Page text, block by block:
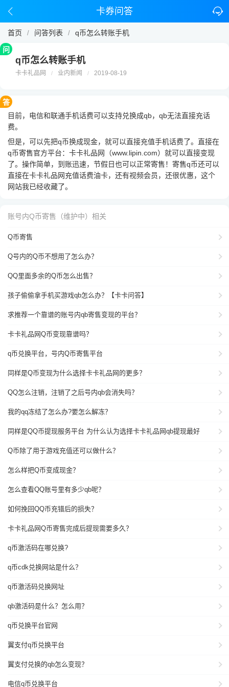
卡券问答
首页 / 问答列表 / q币怎么转账手机
问
q币怎么转账手机
卡卡礼品网 / 业内新闻 / 2019-08-19
答
目前，电信和联通手机话费可以支持兑换成qb，qb无法直接充话
费。
但是，可以先把q币换成现金，就可以直接充值手机话费了。直接在
q币寄售官方平台： 卡卡礼品网（www.lipin.com） 就可以直接变现
了。操作简单，到账迅速，节假日也可以正常寄售！寄售q币还可以
直接在卡卡礼品网充值话费油卡，还有视频会员，还很优惠，这个
网站我已经收藏了。
账号内Q币寄售（维护中）相关
Q币寄售
Q号内的Q币不想用了怎么办？
QQ里面多余的Q币怎么出售？
孩子偷偷拿手机买游戏qb怎么办？【卡卡问答】
求推荐一个靠谱的账号内qb寄售变现的平台？
卡卡礼品网Q币变现靠谱吗？
q币兑换平台，号内Q币寄售平台
同样是Q币变现为什么选择卡卡礼品网的更多？
QQ怎么注销，注销了之后号内qb会消失吗？
我的qq冻结了怎么办?要怎么解冻？
同样是QQ币提现服务平台 为什么认为选择卡卡礼品网qb提现最好
Q币除了用于游戏充值还可以做什么？
怎么样把Q币变成现金？
怎么查看QQ账号里有多少qb呢？
如何挽回QQ币充错后的损失？
卡卡礼品网Q币寄售完成后提现需要多久？
q币激活码在哪兑换?
q币cdk兑换网站是什么？
q币激活码兑换网址
qb激活码是什么？怎么用？
q币兑换平台官网
翼支付q币兑换平台
翼支付兑换的qb怎么变现？
电信q币兑换平台